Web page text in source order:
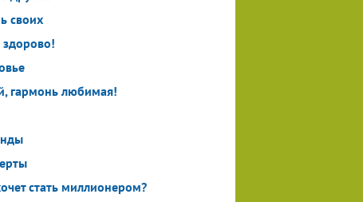
своих
гармонь любимая!
стать миллионером?